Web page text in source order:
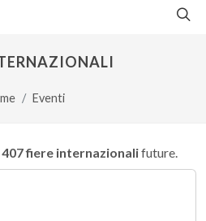
Eventi
407 fiere internazionalifuture.